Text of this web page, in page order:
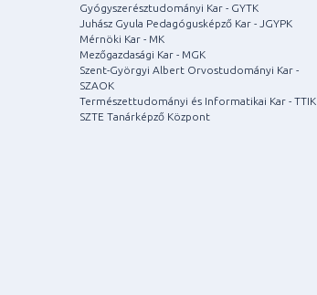
Gyógyszerésztudományi Kar - GYTK
Juhász Gyula Pedagógusképző Kar - JGYPK
Mérnöki Kar - MK
Mezőgazdasági Kar - MGK
Szent-Györgyi Albert Orvostudományi Kar -
SZAOK
Természettudományi és Informatikai Kar - TTIK
SZTE Tanárképző Központ